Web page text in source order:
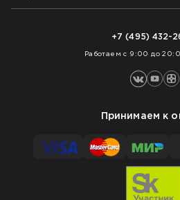
Как заказать
+7 (495) 432-
Работаем с 9:00 до
Принимаем к